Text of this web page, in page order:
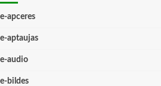
e-apceres
e-aptaujas
e-audio
e-bildes